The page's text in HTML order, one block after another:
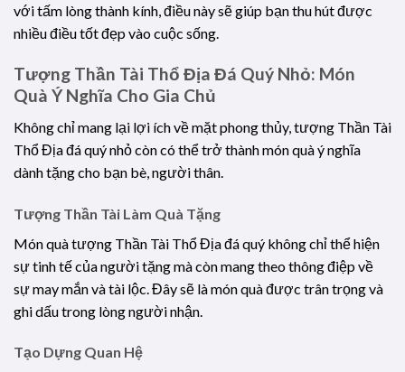
với tấm lòng thành kính, điều này sẽ giúp bạn thu hút được
nhiều điều tốt đẹp vào cuộc sống.
Tượng Thần Tài Thổ Địa Đá Quý Nhỏ: Món
Quà Ý Nghĩa Cho Gia Chủ
Không chỉ mang lại lợi ích về mặt phong thủy, tượng Thần Tài
Thổ Địa đá quý nhỏ còn có thể trở thành món quà ý nghĩa
dành tặng cho bạn bè, người thân.
Tượng Thần Tài Làm Quà Tặng
Món quà tượng Thần Tài Thổ Địa đá quý không chỉ thể hiện
sự tinh tế của người tặng mà còn mang theo thông điệp về
sự may mắn và tài lộc. Đây sẽ là món quà được trân trọng và
ghi dấu trong lòng người nhận.
Tạo Dựng Quan Hệ